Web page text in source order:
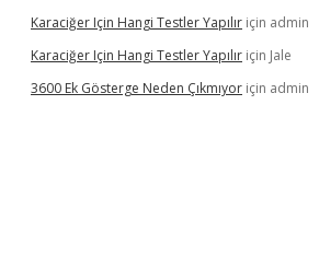
Karaciğer Için Hangi Testler Yapılır için admin
Karaciğer Için Hangi Testler Yapılır için Jale
3600 Ek Gösterge Neden Çıkmıyor için admin